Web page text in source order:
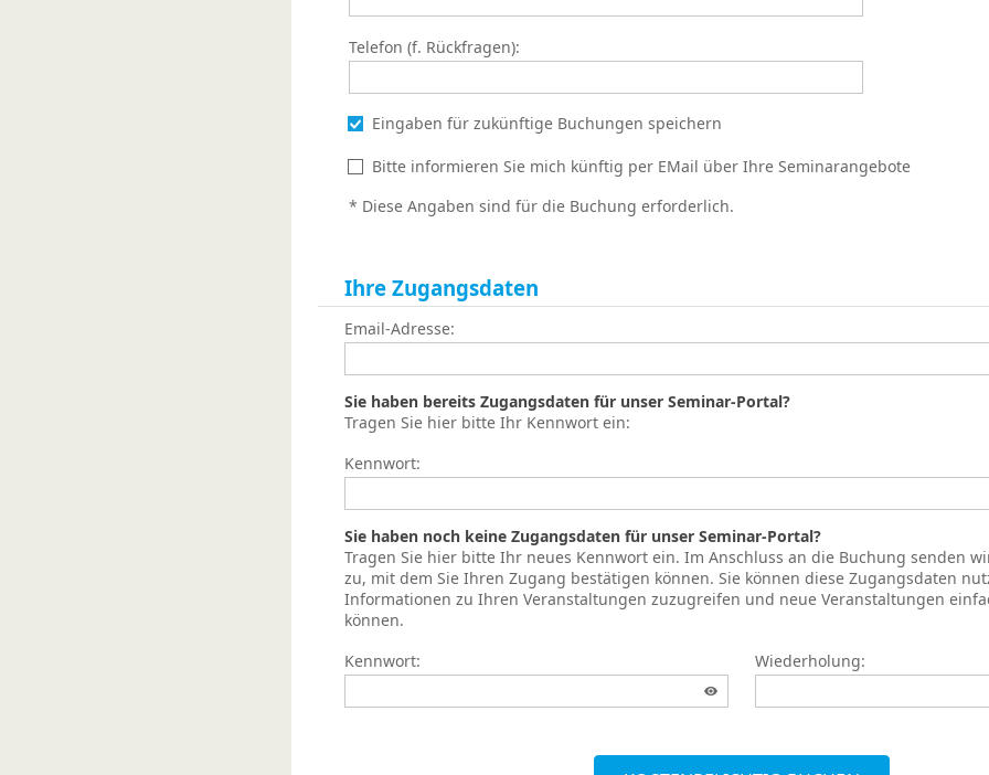
Telefon (f. Rückfragen):
Eingaben für zukünftige Buchungen speichern
Bitte informieren Sie mich künftig per EMail über Ihre Seminarangebote
* Diese Angaben sind für die Buchung erforderlich.
Ihre Zugangsdaten
Email-Adresse:
Sie haben bereits Zugangsdaten für unser Seminar-Portal?
Tragen Sie hier bitte Ihr Kennwort ein:
Kennwort:
Sie haben noch keine Zugangsdaten für unser Seminar-Portal?
Tragen Sie hier bitte Ihr neues Kennwort ein. Im Anschluss an die Buchung senden
zu, mit dem Sie Ihren Zugang bestätigen können. Sie können diese Zugangsdaten
Informationen zu Ihren Veranstaltungen zuzugreifen und neue Veranstaltungen
können.
Kennwort:
Wiederholung: